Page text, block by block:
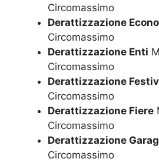
Circomassimo
Derattizzazione
Circomassimo
Derattizzazione Enti
Circomassimo
Derattizzazione
Circomassimo
Derattizzazione Fiere
Circomassimo
Derattizzazione
Circomassimo